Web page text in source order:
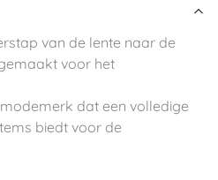
van de lente naar de
voor het
dat een volledige
biedt voor de